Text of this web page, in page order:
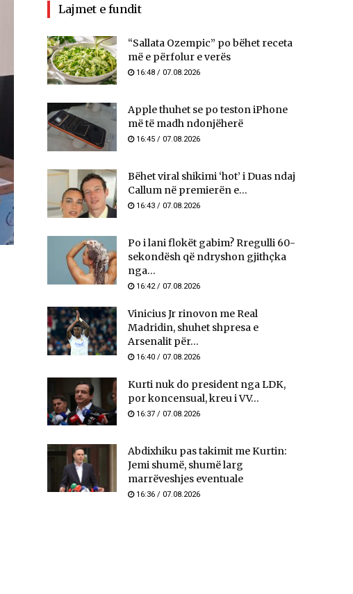
Lajmet e fundit
“Sallata Ozempic” po bëhet receta
më e përfolur e verës
16:48 / 07.08.2026
Apple thuhet se po teston iPhone
më të madh ndonjëherë
16:45 / 07.08.2026
Bëhet viral shikimi ‘hot’ i Duas ndaj
Callum në premierën e...
16:43 / 07.08.2026
Po i lani flokët gabim? Rregulli 60-
sekondësh që ndryshon gjithçka
nga...
16:42 / 07.08.2026
Vinicius Jr rinovon me Real
Madridin, shuhet shpresa e
Arsenalit për...
16:40 / 07.08.2026
Kurti nuk do president nga LDK,
por koncensual, kreu i VV...
16:37 / 07.08.2026
Abdixhiku pas takimit me Kurtin:
Jemi shumë, shumë larg
marrëveshjes eventuale
16:36 / 07.08.2026